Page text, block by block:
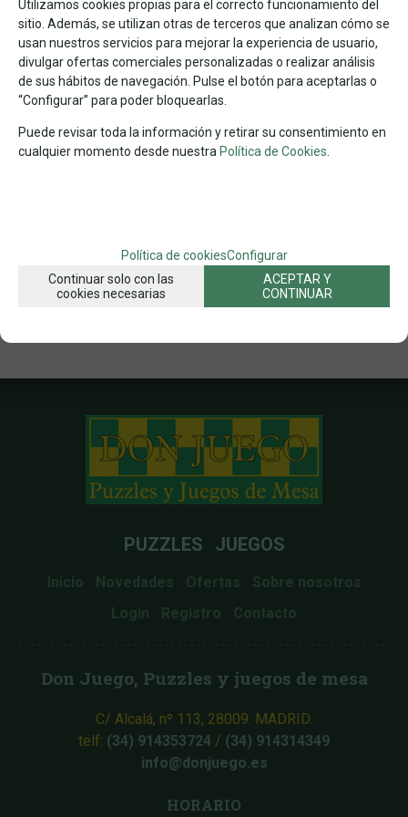
JUEGOS DIDÁCTICOS
JUEGOS
JUEGOS INFANTILES MENOS DE 3 AÑOS
Martes, 16 Septiembre 2025
PUZZLES JUEGOS
Inicio Novedades Ofertas
Sobre nosotros
Login
Registro Contacto
Don Juego, Puzzles y juegos de mesa
C/ Alcalá, nº 113, 28009. MADRID.
telf: (34) 914353724 / (34) 914314349
info@donjuego.es
HORARIO
Utilizamos cookies propias para el correcto funcionamiento del
sitio. Además, se utilizan otras de terceros que analizan cómo se
usan nuestros servicios para mejorar la experiencia de usuario,
divulgar ofertas comerciales personalizadas o realizar análisis
de sus hábitos de navegación. Pulse el botón para aceptarlas o
“Configurar” para poder bloquearlas.
Puede revisar toda la información y retirar su consentimiento en
cualquier momento desde nuestra Política de Cookies
Política de cookiesConfigurar
Continuar solo con las
cookies necesarias
ACEPTAR Y
CONTINUAR